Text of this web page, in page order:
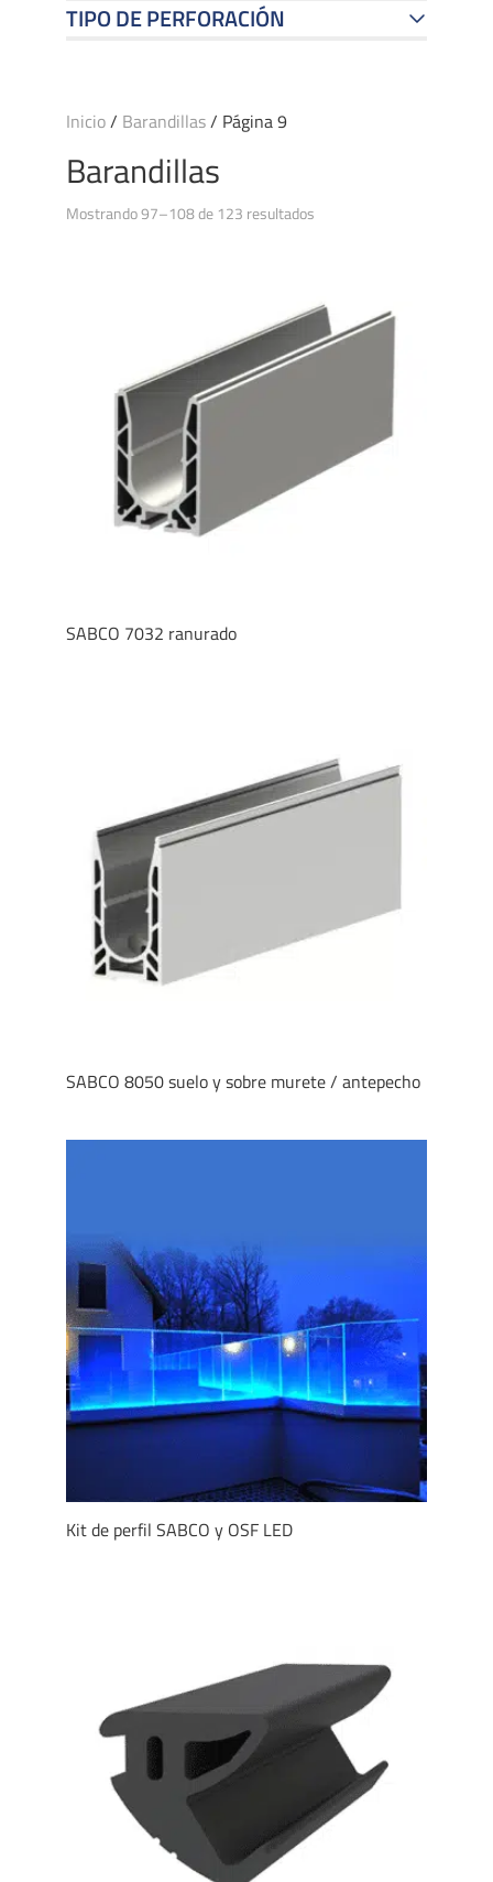
Inicio/ Barandillas/ Página 9
Barandillas
Mostrando 97–108 de 123 resultados
SABCO 7032 ranurado
SABCO 8050 suelo y sobre murete / antepecho
Kit de perfil SABCO y OSF LED
TIPO DE PERFORACIÓN